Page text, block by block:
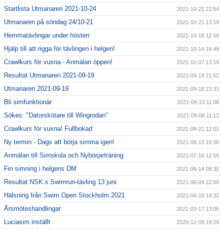
Startlista Utmanaren 2021-10-24 2021-10-22 22:54
Utmanaren på söndag 24/10-21 2021-10-21 13:18
Hemmatävlingar under hösten 2021-10-18 12:58
Hjälp till att rigga för tävlingen i helgen! 2021-10-14 16:48
Crawlkurs för vuxna - Anmälan öppen! 2021-10-07 13:19
Resultat Utmanaren 2021-09-19 2021-09-19 21:52
Utmanaren 2021-09-19 2021-09-18 22:33
Bli simfunktionär 2021-09-13 11:08
Sökes: "Datorskötare till Wingrodan" 2021-09-08 11:12
Crawlkurs för vuxna! Fullbokad 2021-08-21 12:02
Ny termin - Dags att börja simma igen! 2021-08-12 16:36
Anmälan till Simskola och Nybörjarträning 2021-07-16 12:55
Fin simning i helgens DM 2021-06-14 08:30
Resultat NSK:s Swimrun-tävling 13 juni 2021-06-04 22:50
Hälsning från Swim Open Stockholm 2021 2021-04-10 19:32
Årsmöteshandlingar 2021-03-17 13:05
Luciasim inställt 2020-12-09 19:29